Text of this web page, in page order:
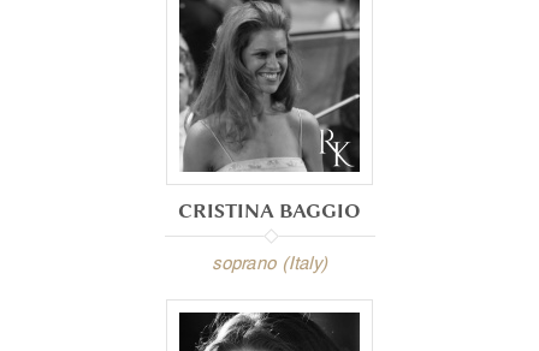
CRISTINA BAGGIO
soprano (Italy)